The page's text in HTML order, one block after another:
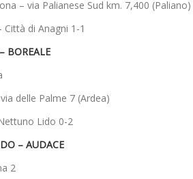
– via Palianese Sud km. 7,400 (Paliano)
Città di Anagni 1-1
BOREALE
delle Palme 7 (Ardea)
Lido 0-2
– AUDACE
2